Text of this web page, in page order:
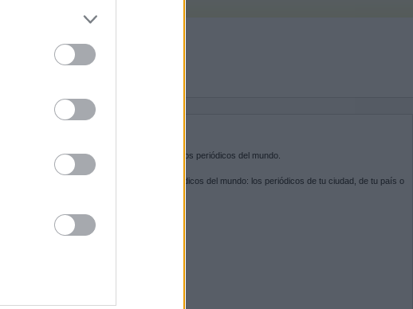
Kiosko.netes la puerta de entrada a los periódicos del mundo.
Navega por las portadas de los periódicos del mundo: los periódicos de tu ciudad, de tu país o
SÍGUENOS